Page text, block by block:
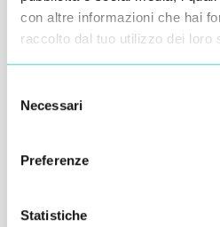
con altre informazioni che hai
raccolto dal tuo utilizzo dei loro
delNecessari
Preferenze
Statistiche